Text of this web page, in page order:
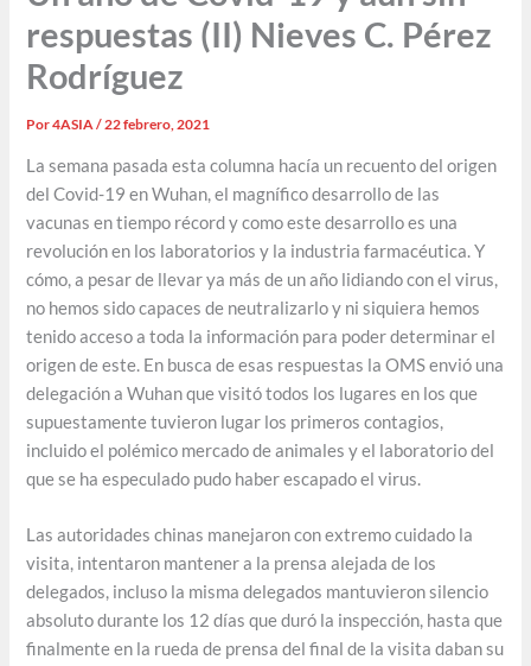
respuestas (II) Nieves C. Pérez
Rodríguez
Por4ASIA/22 febrero, 2021
La semana pasada esta columna hacía un recuento del origen
del Covid-19 en Wuhan, el magnífico desarrollo de las
vacunas en tiempo récord y como este desarrollo es una
revolución en los laboratorios y la industria farmacéutica. Y
cómo, a pesar de llevar ya más de un año lidiando con el virus,
no hemos sido capaces de neutralizarlo y ni siquiera hemos
tenido acceso a toda la información para poder determinar el
origen de este. En busca de esas respuestas la OMS envió una
delegación a Wuhan que visitó todos los lugares en los que
supuestamente tuvieron lugar los primeros contagios,
incluido el polémico mercado de animales y el laboratorio del
que se ha especulado pudo haber escapado el virus.
Las autoridades chinas manejaron con extremo cuidado la
visita, intentaron mantener a la prensa alejada de los
delegados, incluso la misma delegados mantuvieron silencio
absoluto durante los 12 días que duró la inspección, hasta que
finalmente en la rueda de prensa del final de la visita daban su